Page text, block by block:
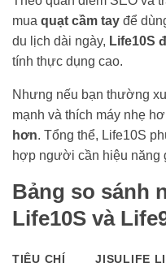
mua quạt cầm tay để
du lịch dài ngày, Life10S
tính thực dụng cao.
Nhưng nếu bạn thường
mạnh và thích máy nhẹ
hơn. Tổng thể, Life10S
hợp người cần hiệu năng
Bảng so sánh
Life10S và
TIÊU CHÍ JISULIFE